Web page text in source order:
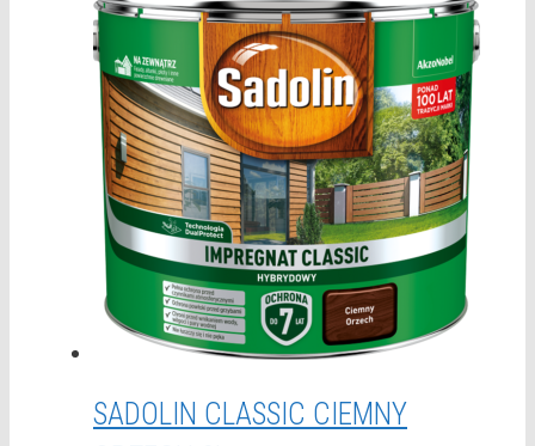
SADOLIN CLASSIC CIEMNY